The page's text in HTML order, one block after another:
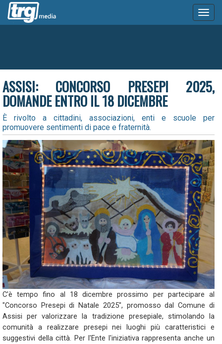
ASSISI: CONCORSO PRESEPI 2025,
DOMANDE ENTRO IL 18 DICEMBRE
È rivolto a cittadini, associazioni, enti e scuole per
promuovere sentimenti di pace e fraternità.
C'è tempo fino al 18 dicembre prossimo per partecipare al
"Concorso Presepi di Natale 2025", promosso dal Comune di
Assisi per valorizzare la tradizione presepiale, stimolando la
comunità a realizzare presepi nei luoghi più caratteristici e
suggestivi della città. Per l'Ente l'iniziativa rappresenta anche un